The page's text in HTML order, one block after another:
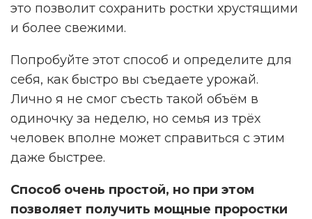
это позволит сохранить ростки хрустящими
и более свежими.
Попробуйте этот способ и определите для
себя, как быстро вы съедаете урожай.
Лично я не смог съесть такой объём в
одиночку за неделю, но семья из трёх
человек вполне может справиться с этим
даже быстрее.
Способ очень простой, но при этом
позволяет получить мощные проростки